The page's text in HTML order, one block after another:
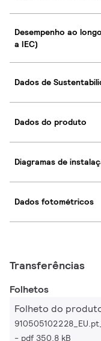
Desempenho ao
a IEC)
Dados de
Dados do produto
Diagramas de
Dados fotométricos
Transferências
Folhetos
Folheto do
pdf 350.8 kB